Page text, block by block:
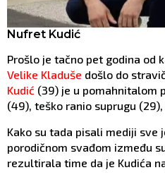
Nufret Kudić
Prošlo je tačno pet godina od
Velike Kladuše došlo do
Kudić (39) je u pomahnitalom
(49), teško ranio suprugu
Kako su tada pisali mediji sve
porodičnom svađom između
rezultirala time da je Kudića